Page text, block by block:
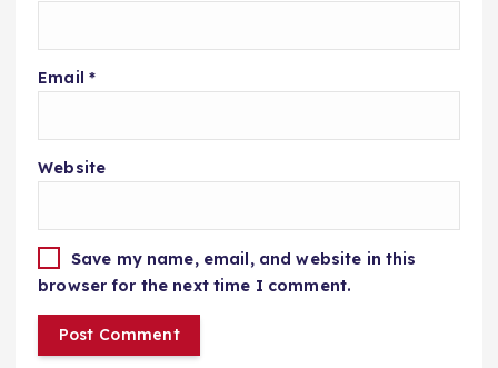
Email *
Website
Save my name, email, and website in this
browser for the next time I comment.